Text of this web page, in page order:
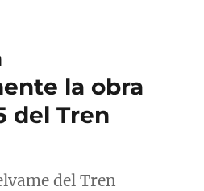
la obra
del Tren
del Tren